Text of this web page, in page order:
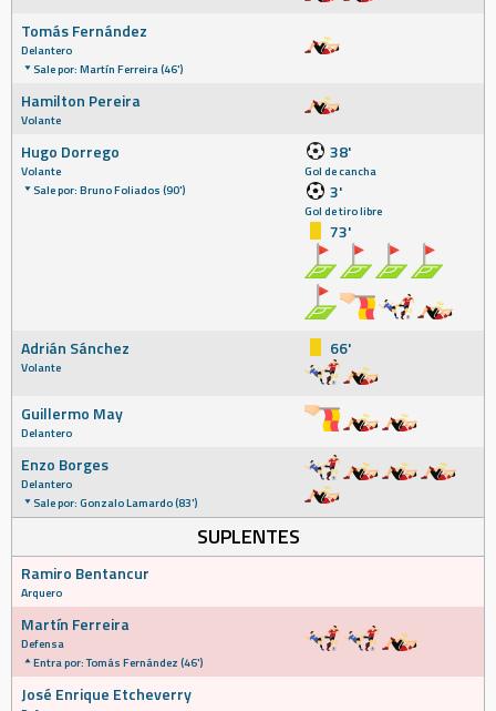
Tomás Fernández
Delantero
Sale por: Martín Ferreira (46')
Hamilton Pereira
Volante
Hugo Dorrego
Volante
Sale por: Bruno Foliados (90')
38'
Gol de cancha
3'
Gol de tiro libre
73'
Adrián Sánchez
Volante
66'
Guillermo May
Delantero
Enzo Borges
Delantero
Sale por: Gonzalo Lamardo (83')
SUPLENTES
Ramiro Bentancur
Arquero
Martín Ferreira
Defensa
Entra por: Tomás Fernández (46')
José Enrique Etcheverry